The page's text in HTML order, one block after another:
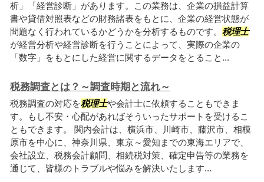
析」「経営診断」があります。この業務は、企業の損益計算
書や貸借対照表などの財務諸表をもとに、企業の経営状態が
問題なく行われているかどうかを分析するものです。 税理士
が経営分析や経営診断を行うことによって、実際の企業の
「数字」をもとにした経営に関するデータをとること...
税務調査とは？～調査時期と流れ～
税務調査の対応を税理士や会計士に依頼することもできま
す。もし不安・心配があればそういったサポートを受けるこ
ともできます。 関内会計は、横浜市、川崎市、藤沢市、相模
原市を中心に、神奈川県、東京～愛知までの東海エリアで、
会社設立、税務会計顧問、相続税対策、確定申告等の業務を
通じて、皆様のトラブルや悩みを解決いたします...